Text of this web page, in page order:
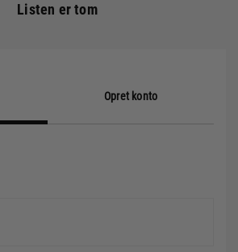
Listen er tom
Opret konto